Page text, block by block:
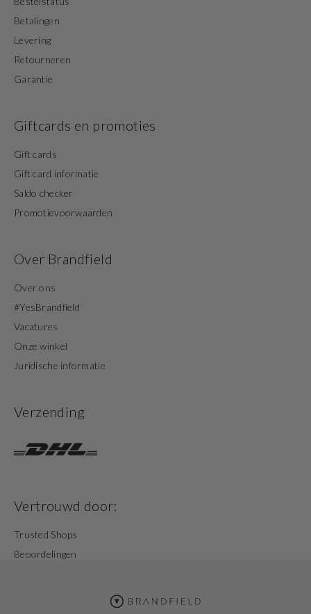
Betalingen
Levering
Retourneren
Garantie
Giftcards en promoties
Gift cards
Gift card informatie
Saldo checker
Promotievoorwaarden
Over Brandfield
Over ons
#YesBrandfield
Vacatures
Onze winkel
Juridische informatie
Verzending
Vertrouwd door:
Trusted Shops
Beoordelingen